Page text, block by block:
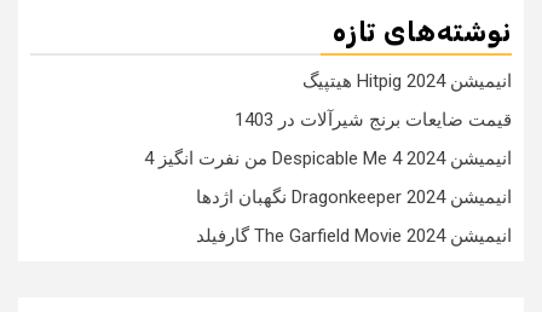
نوشته‌های تازه
انیمیشن Hitpig 2024 هیتپیگ
قیمت ضایعات برنج شیرآلات در 1403
انیمیشن Despicable Me 4 2024 من نفرت انگیز 4
انیمیشن Dragonkeeper 2024 نگهبان اژدها
انیمیشن The Garfield Movie 2024 گارفیلد